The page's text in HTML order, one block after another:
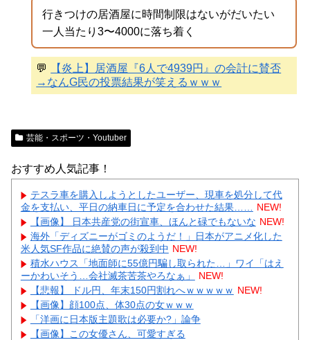
行きつけの居酒屋に時間制限はないがだいたい
一人当たり3〜4000に落ち着く
💬
【炎上】居酒屋『6人で4939円』の会計に賛否
→なんG民の投票結果が笑えるｗｗｗ
芸能・スポーツ・Youtuber
おすすめ人気記事！
テスラ車を購入しようとしたユーザー、現車を処分して代
金を支払い、平日の納車日に予定を合わせた結果……
NEW!
【画像】 日本共産党の街宣車、ほんと碌でもないな NEW!
海外「ディズニーがゴミのようだ！」日本がアニメ化した
米人気SF作品に絶賛の声が殺到中 NEW!
積水ハウス「地面師に55億円騙し取られた…」ワイ「はえ
ーかわいそう…会社滅茶苦茶やろなぁ」
NEW!
【悲報】 ドル円、年末150円割れへｗｗｗｗｗ NEW!
【画像】顔100点、体30点の女ｗｗｗ
「洋画に日本版主題歌は必要か?」論争
【画像】この女優さん、可愛すぎる